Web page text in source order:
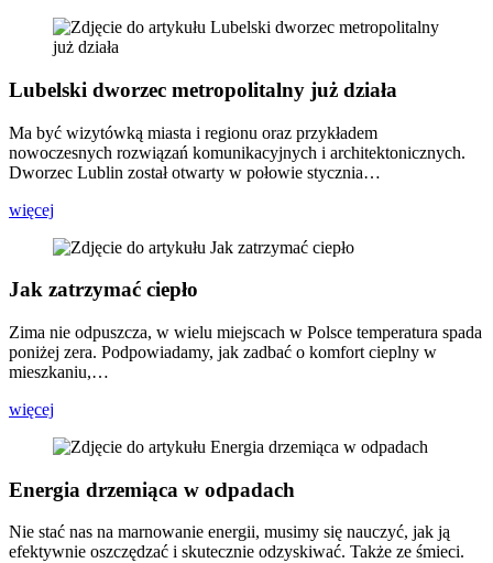
Lubelski dworzec metropolitalny już działa
Ma być wizytówką miasta i regionu oraz przykładem
nowoczesnych rozwiązań komunikacyjnych i architektonicznych.
Dworzec Lublin został otwarty w połowie stycznia…
więcej
Jak zatrzymać ciepło
Zima nie odpuszcza, w wielu miejscach w Polsce temperatura spada
poniżej zera. Podpowiadamy, jak zadbać o komfort cieplny w
mieszkaniu,…
więcej
Energia drzemiąca w odpadach
Nie stać nas na marnowanie energii, musimy się nauczyć, jak ją
efektywnie oszczędzać i skutecznie odzyskiwać. Także ze śmieci.